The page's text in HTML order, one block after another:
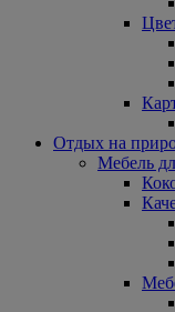
Отдых на
Мебель